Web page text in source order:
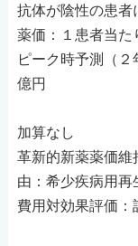
抗体が陰性の患者
薬価：１患者当た
ピーク時予測（
億円
加算なし
革新的新薬薬価維
由：希少疾病用再
費用対効果評価：